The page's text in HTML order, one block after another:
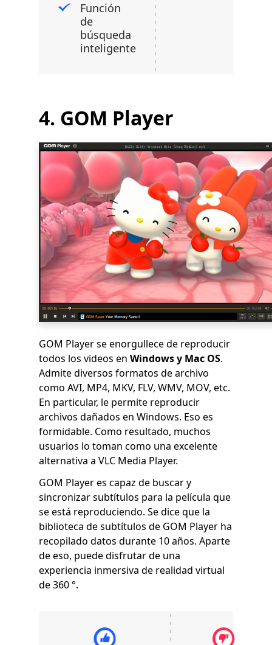
Función
de
búsqueda
inteligente
4. GOM Player
GOM Player se enorgullece de reproducir
todos los videos en Windows y Mac OS.
Admite diversos formatos de archivo
como AVI, MP4, MKV, FLV, WMV, MOV, etc.
En particular, le permite reproducir
archivos dañados en Windows. Eso es
formidable. Como resultado, muchos
usuarios lo toman como una excelente
alternativa a VLC Media Player.
GOM Player es capaz de buscar y
sincronizar subtítulos para la película que
se está reproduciendo. Se dice que la
biblioteca de subtítulos de GOM Player ha
recopilado datos durante 10 años. Aparte
de eso, puede disfrutar de una
experiencia inmersiva de realidad virtual
de 360 ​​°.